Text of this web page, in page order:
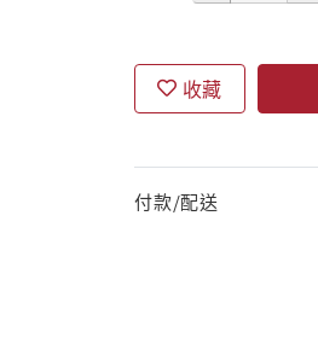
收藏
付款/配送